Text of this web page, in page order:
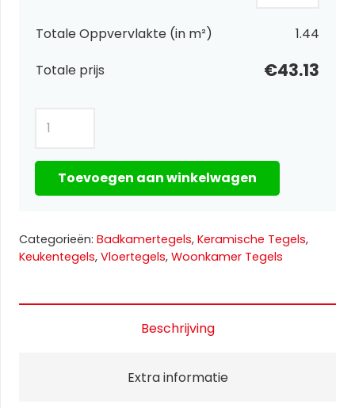
Totale Oppvervlakte (in m²)
1.44
Totale prijs
€43.13
Full
aantal
Toevoegen aan winkelwagen
Categorieën: Badkamertegels, Keramische Tegels,
Keukentegels, Vloertegels, Woonkamer Tegels
Beschrijving
Extra informatie